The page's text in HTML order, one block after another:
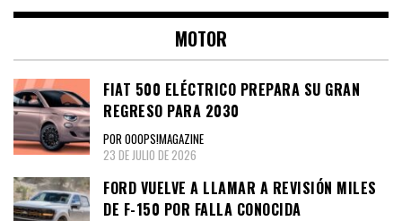
MOTOR
FIAT 500 ELÉCTRICO PREPARA SU GRAN
REGRESO PARA 2030
POR OOOPS!MAGAZINE
23 DE JULIO DE 2026
FORD VUELVE A LLAMAR A REVISIÓN MILES
DE F-150 POR FALLA CONOCIDA